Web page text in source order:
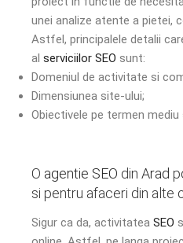
unei analize atente a pietei,
Astfel, principalele detalii
al serviciilor SEO sunt:
Domeniul de activitate si
Dimensiunea site-ului;
Obiectivele pe termen mediu
O agentie SEO din Arad
si pentru afaceri din alte
Sigur ca da, activitatea SEO